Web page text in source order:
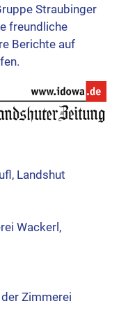
Straubinger
freundliche
Berichte auf
Landshut
Wackerl,
Zimmerei